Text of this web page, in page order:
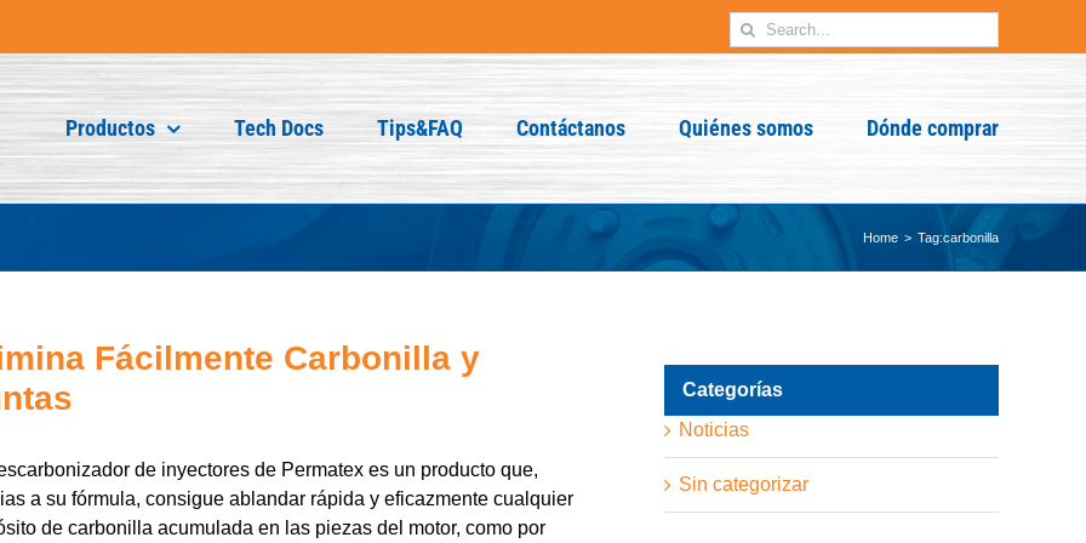
Search
for:
Productos Tech Docs Tips&FAQ Contáctanos Quiénes somos Dónde comprar
Home Tag:carbonilla
Fácilmente Carbonilla y
de inyectores de Permatex es un producto que,
a su fórmula, consigue ablandar rápida y eficazmente cualquier
de carbonilla acumulada en las piezas del motor, como por
Categorías
Noticias
Sin categorizar